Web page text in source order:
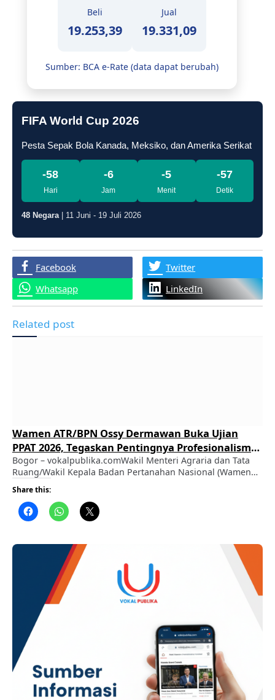
Beli
19.253,39
Jual
19.331,09
Sumber: BCA e-Rate (data dapat berubah)
FIFA World Cup 2026
Pesta Sepak Bola Kanada, Meksiko, dan Amerika Serikat
-58
Hari
-6
Jam
-5
Menit
-58
Detik
48 Negara| 11 Juni - 19 Juli 2026
Facebook
Twitter
Whatsapp
LinkedIn
Related post
Wamen ATR/BPN Ossy Dermawan Buka Ujian
PPAT 2026, Tegaskan Pentingnya Profesionalisme
dan Integritas dalam Pelayanan Pertanahan
Bogor – vokalpublika.comWakil Menteri Agraria dan Tata
Ruang/Wakil Kepala Badan Pertanahan Nasional (Wamen
ATR/Waka BPN), Ossy Dermawan, secara resmi membuka
Ujian Pejabat Pembuat Akta Tanah (PPAT) Tahun 2026 yang
digelar di Kantor Badan Pengembangan Sumber Daya
Manusia (BPSDM) Kementerian ATR/BPN, Cikeas, Kabupaten
sambutannya, Wamen Ossy menegaskan bahwa
penyelenggaraan Ujian PPAT …
Share this: